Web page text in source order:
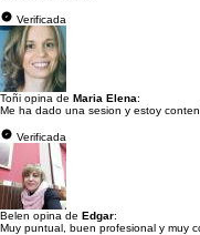
Verificada
Toñi opina de Maria Elena:
Me ha dado una sesion y estoy
Verificada
Belen opina de Edgar:
Muy puntual, buen profesional y muy